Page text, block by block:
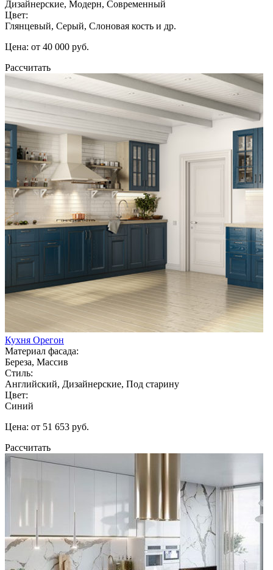
Дизайнерские, Модерн, Современный
Цвет:
Глянцевый, Серый, Слоновая кость и др.
Цена: от 40 000 руб.
Рассчитать
Кухня Орегон
Материал фасада:
Береза, Массив
Стиль:
Английский, Дизайнерские, Под старину
Цвет:
Синий
Цена: от 51 653 руб.
Рассчитать